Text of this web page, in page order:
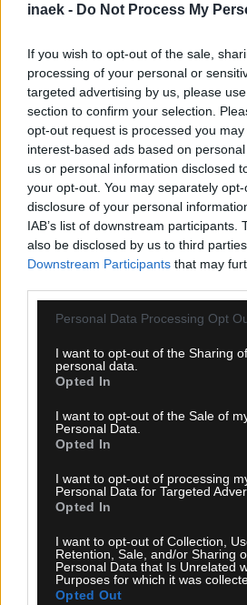
inaek - Do Not Process My
If you wish to opt-out of the sale,
processing of your personal or
targeted advertising by us, please
section to confirm your selection.
opt-out request is processed you
interest-based ads based on
us or personal information disclosed
your opt-out. You may separately
disclosure of your personal
IAB’s list of downstream participants.
also be disclosed by us to third
Downstream Participants that may
Please note that this website/app
not limited to your visit or usage
grant or deny consent to Google and
use your data for below specified
consent section.
Personal Data Processing Opt
I want to opt-out of the Sharing
personal data.
Opted In
I want to opt-out of the Sale of
Personal Data.
Opted In
I want to opt-out of processing
Personal Data for Targeted
Opted In
I want to opt-out of Collection,
Retention, Sale, and/or Sharing
Personal Data that Is Unrelated
Purposes for which it was
Opted Out
09.08.2026, 23:31
Τσιτσιπάς: Απέφυγε τα